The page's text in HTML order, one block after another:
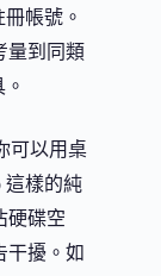
帳號。
量到同類
可以用桌
這樣的純
硬碟空
干擾。如